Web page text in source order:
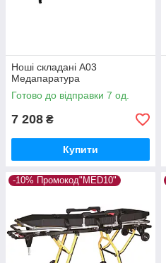
Ноші складані А03
Медапаратура
Готово до відправки 7 од.
7 208 ₴
Купити
-10% Промокод"MED10"